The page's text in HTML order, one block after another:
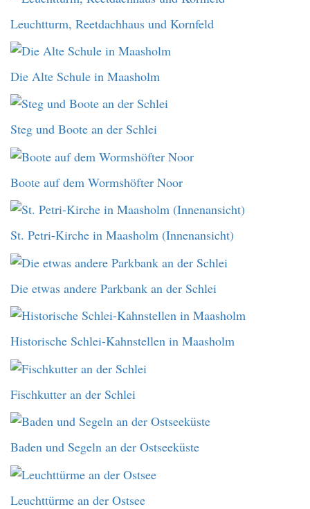
Leuchtturm, Reetdachhaus und Kornfeld
Die Alte Schule in Maasholm
Steg und Boote an der Schlei
Boote auf dem Wormshöfter Noor
St. Petri-Kirche in Maasholm (Innenansicht)
Die etwas andere Parkbank an der Schlei
Historische Schlei-Kahnstellen in Maasholm
Fischkutter an der Schlei
Baden und Segeln an der Ostseeküste
Leuchttürme an der Ostsee